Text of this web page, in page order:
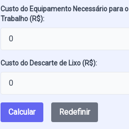
Custo do Equipamento Necessário para o
Trabalho (R$):
Custo do Descarte de Lixo (R$):
Calcular Redefinir